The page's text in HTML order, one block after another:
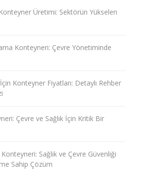
Üretimi: Sektörün Yükselen
Konteyneri: Çevre Yönetiminde
Konteyner Fiyatları: Detaylı Rehber
Çevre ve Sağlık İçin Kritik Bir
Sağlık ve Çevre Güvenliği
Sahip Çözüm